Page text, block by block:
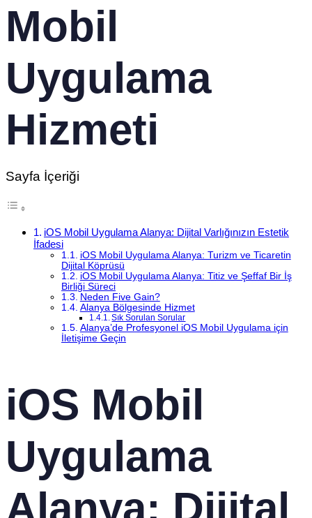
Mobil
Uygulama
Hizmeti
Sayfa İçeriği
iOS Mobil Uygulama Alanya: Dijital Varlığınızın Estetik
İfadesi
iOS Mobil Uygulama Alanya: Turizm ve Ticaretin
Dijital Köprüsü
iOS Mobil Uygulama Alanya: Titiz ve Şeffaf Bir İş
Birliği Süreci
Neden Five Gain?
Alanya Bölgesinde Hizmet
Sık Sorulan Sorular
Alanya’de Profesyonel iOS Mobil Uygulama için
İletişime Geçin
iOS Mobil
Uygulama
Alanya: Dijital